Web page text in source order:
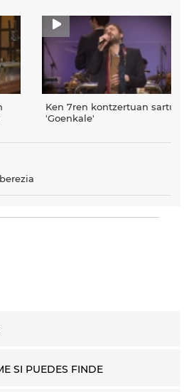
Ken 7ren kontzertuan
'Goenkale'
SI PUEDES FINDE